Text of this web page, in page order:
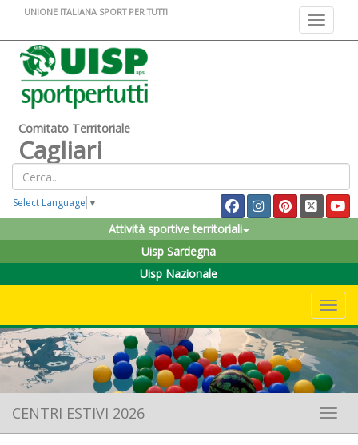
Toggle
UNIONE ITALIANA SPORT PER TUTTI
Comitato Territoriale
Cagliari
Select Language ▼
Attività sportive territoriali
Uisp Sardegna
Uisp Nazionale
CENTRI ESTIVI 2026